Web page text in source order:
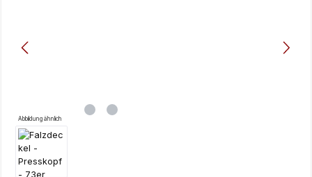
Abbildung ähnlich